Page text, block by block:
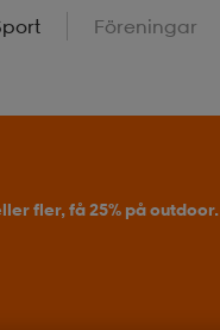
Föreningar
fler, få 25% på outdoor.